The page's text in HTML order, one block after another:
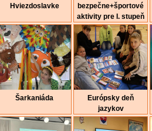
Hviezdoslavke
bezpečne+športové
aktivity pre I. stupeň
Šarkaniáda
Európsky deň
jazykov